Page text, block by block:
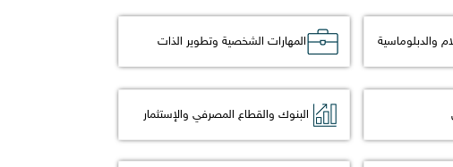
والدبلوماسية المهارات الشخصية وتطوير الذات
البنوك والقطاع المصرفي والإستثمار